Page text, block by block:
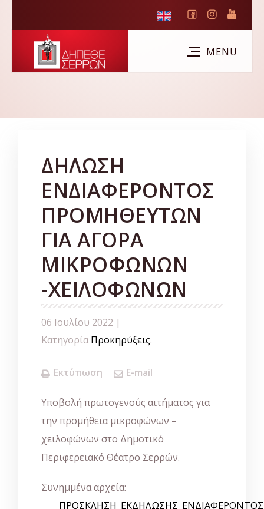
ΔΗΛΩΣΗ
ΕΝΔΙΑΦΕΡΟΝΤΟΣ
ΠΡΟΜΗΘΕΥΤΩΝ
ΓΙΑ ΑΓΟΡΑ
ΜΙΚΡΟΦΩΝΩΝ
-ΧΕΙΛΟΦΩΝΩΝ
06 Ιουλίου 2022 |
Κατηγορία Προκηρύξεις.
Εκτύπωση E-mail
Υποβολή πρωτογενούς αιτήματος για
την προμήθεια μικροφώνων –
χειλοφώνων στο Δημοτικό
Περιφερειακό Θέατρο Σερρών.
Συνημμένα αρχεία: